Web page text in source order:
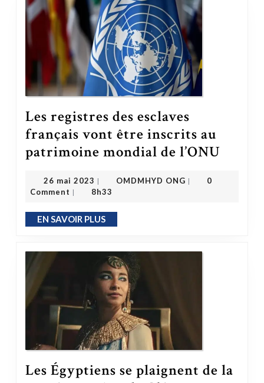
Les registres des esclaves
français vont être inscrits au
patrimoine mondial de l’ONU
26 mai 2023 26 mai 2023
| OMDMHYD ONG |
0
Comment | 8h33
EN SAVOIR PLUSEN SAVOIR PLUS
Les Égyptiens se plaignent de la